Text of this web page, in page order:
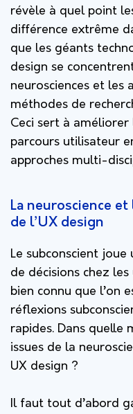
révèle à quel point
différence extrême
que les géants
design se
neurosciences et les
méthodes de
Ceci sert à
parcours utilisateur
approches multi-
La neuroscience
de l’UX design
Le subconscient
de décisions chez
bien connu que l’on
réflexions
rapides. Dans quelle
issues de la
UX design ?
Il faut tout d’abord